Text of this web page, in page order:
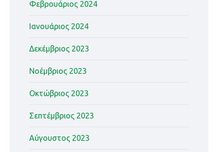
Φεβρουάριος 2024
Ιανουάριος 2024
Δεκέμβριος 2023
Νοέμβριος 2023
Οκτώβριος 2023
Σεπτέμβριος 2023
Αύγουστος 2023